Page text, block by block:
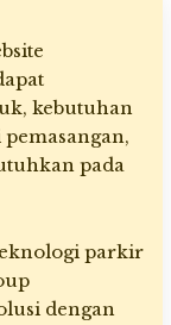
kebutuhan
pada
parkir
dengan